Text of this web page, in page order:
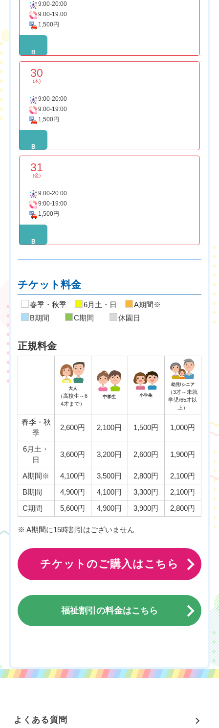
9:00-20:00
9:00-19:00
1,500円
B
30
(木)
9:00-20:00
9:00-19:00
1,500円
B
31
(金)
9:00-20:00
9:00-19:00
1,500円
B
チケット料金
春季・秋季 6月土・日
A期間※
B期間
C期間 休園日
正規料金
大人
（高校生～6
4才まで）
中学生 小学生
幼児/シニア
（3才～未就
学児/65才以
上）
春季・秋
季
2,600円 2,100円 1,500円 1,000円
6月土・
日
3,600円 3,200円 2,600円 1,900円
A期間※ 4,100円 3,500円 2,800円
2,100円
B期間
4,900円 4,100円 3,300円
2,100円
C期間
5,600円 4,900円 3,900円 2,800円
※ A期間に15時割引はございません
チケットのご購入はこちら
福祉割引の料金はこちら
よくある質問